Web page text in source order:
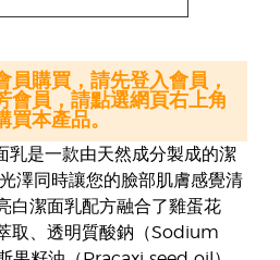
乳是一款由天然成分製成的潔
澤同時讓您的臉部肌膚感覺清
白潔面乳配方融合了雞蛋花
取、透明質酸鈉（Sodium
員購買，請先登入會員，
會員，請點選網頁右上角
買本產品。